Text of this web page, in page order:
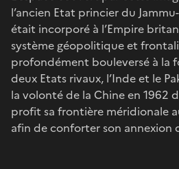
l’ancien Etat princier du
était incorporé à l’Empire
système géopolitique et
profondément bouleversé à la
deux Etats rivaux, l’Inde et le
la volonté de la Chine en 1962
profit sa frontière méridionale
afin de conforter son annexion